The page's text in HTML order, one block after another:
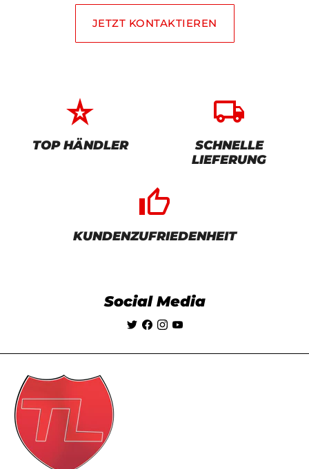
JETZT KONTAKTIEREN
star_rate
TOP HÄNDLER
local_shipping
SCHNELLE
LIEFERUNG
thumb_up_alt
KUNDENZUFRIEDENHEIT
Social Media